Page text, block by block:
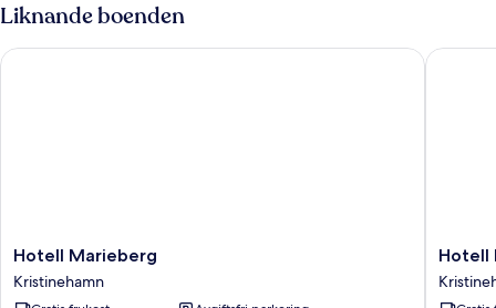
Liknande boenden
Hotell
Marieberg
Kristinehamn
Hotell Marieberg
Kristinehamn
Hotell Marieberg
Hotell
Bro
Hotell
Hotell